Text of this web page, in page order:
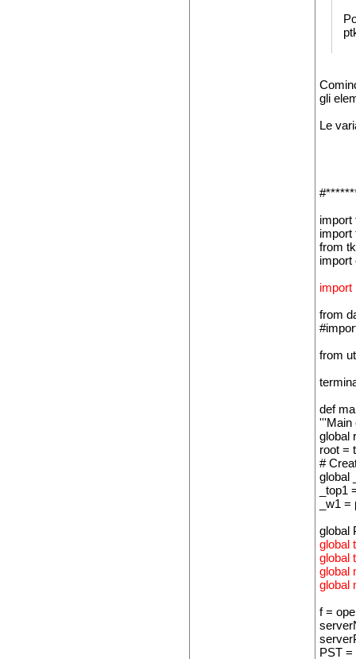
gli
Le
import
import
from
import
import
from
from
def
'''Main
global
root =
#
global
_top1
_w1
global
global
global
global
global
f =
PST =